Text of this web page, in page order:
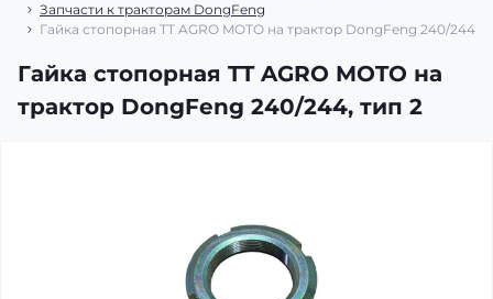
Запчасти к тракторам DongFeng
Гайка стопорная TT AGRO MOTO на трактор DongFeng 240/244,
Гайка стопорная TT AGRO MOTO на
трактор DongFeng 240/244, тип 2